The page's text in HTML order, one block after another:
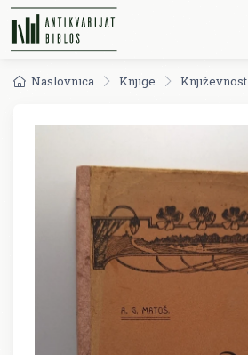
Naslovnica Knjige Književnost